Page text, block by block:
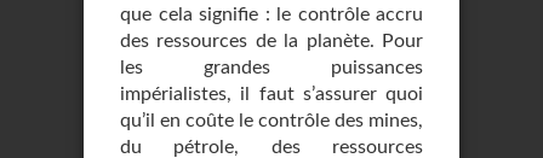
que cela signifie : le contrôle accru
des ressources de la planète. Pour
les grandes puissances
impérialistes, il faut s’assurer quoi
qu’il en coûte le contrôle des mines,
du pétrole, des ressources